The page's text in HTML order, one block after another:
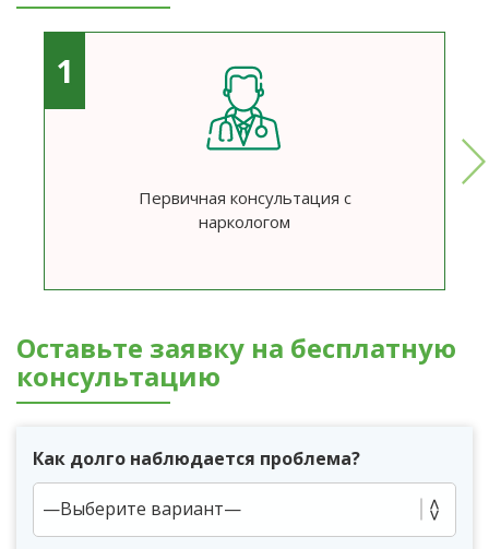
1
Первичная консультация с
наркологом
Оставьте заявку на бесплатную
консультацию
Как долго наблюдается проблема?